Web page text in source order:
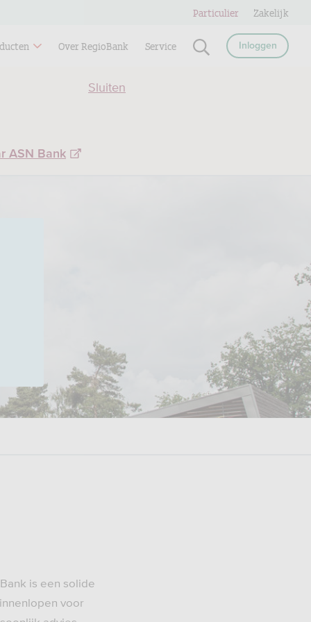
ASN Bank
Sluiten
Over RegioBank Service Inloggen
Particulier Zakelijk
is een solide
voor